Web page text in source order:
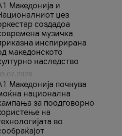
Македонија и
џез
создадоа
музичка
инспирирана
македонското
наследство
Македонија почнува
национална
за поодговорно
на
во